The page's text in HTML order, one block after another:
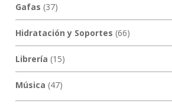
Gafas (37)
Hidratación y Soportes (66)
Librería (15)
Música (47)